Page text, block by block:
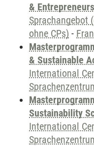
&
Sprachangebot
ohne CPs) -
& Sustainable
International
Sustainability
International